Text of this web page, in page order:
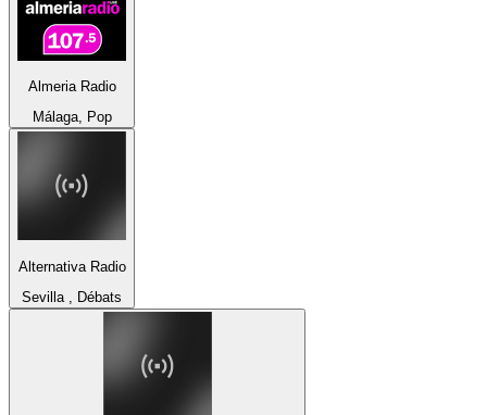
Almeria Radio
Málaga, Pop
Alternativa Radio
Sevilla , Débats